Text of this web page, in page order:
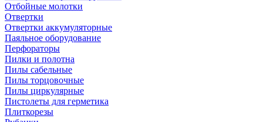
Отбойные молотки
Отвертки
Отвертки аккумуляторные
Паяльное оборудование
Перфораторы
Пилки и полотна
Пилы сабельные
Пилы торцовочные
Пилы циркулярные
Пистолеты для герметика
Плиткорезы